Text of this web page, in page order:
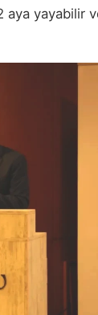
aya yayabilir